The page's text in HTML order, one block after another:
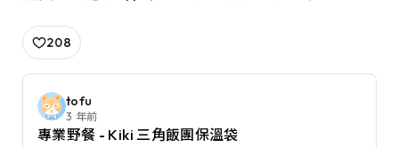
208
tofu
3 年前
專業野餐 - Kiki 三角飯團保溫袋